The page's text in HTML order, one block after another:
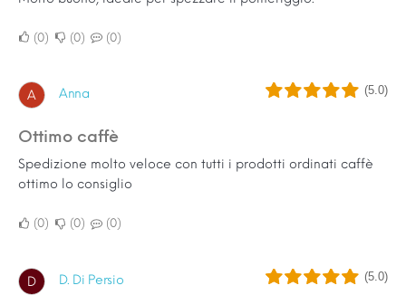
0 0 0
A Anna (5.0)
Ottimo caffè
Spedizione molto veloce con tutti i prodotti ordinati caffè
ottimo lo consiglio
0 0 0
D D. Di Persio (5.0)